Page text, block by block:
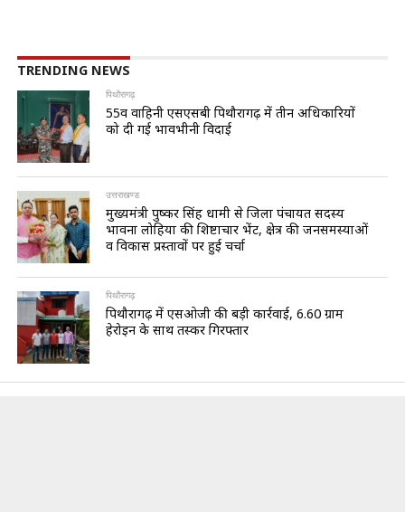
TRENDING NEWS
पिथौरागढ़
55वीं वाहिनी एसएसबी पिथौरागढ़ में तीन अधिकारियों
को दी गई भावभीनी विदाई
उत्तराखण्ड
मुख्यमंत्री पुष्कर सिंह धामी से जिला पंचायत सदस्य
भावना लोहिया की शिष्टाचार भेंट, क्षेत्र की जनसमस्याओं
व विकास प्रस्तावों पर हुई चर्चा
पिथौरागढ़
पिथौरागढ़ में एसओजी की बड़ी कार्रवाई, 6.60 ग्राम
हेरोइन के साथ तस्कर गिरफ्तार